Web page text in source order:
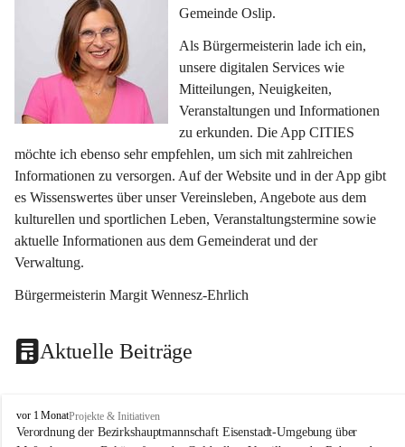
Gemeinde Oslip.
Als Bürgermeisterin lade ich ein,
unsere digitalen Services wie
Mitteilungen, Neuigkeiten,
Veranstaltungen und Informationen
zu erkunden. Die App CITIES
möchte ich ebenso sehr empfehlen, um sich mit zahlreichen
Informationen zu versorgen. Auf der Website und in der App gibt
es Wissenswertes über unser Vereinsleben, Angebote aus dem
kulturellen und sportlichen Leben, Veranstaltungstermine sowie
aktuelle Informationen aus dem Gemeinderat und der
Verwaltung.
Bürgermeisterin Margit Wennesz-Ehrlich
Aktuelle Beiträge
O
s
vor 1 MonatProjekte & Initiativen
Verordnung der Bezirkshauptmannschaft Eisenstadt-Umgebung über